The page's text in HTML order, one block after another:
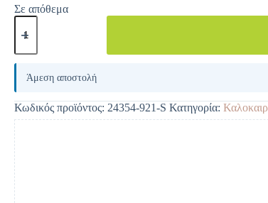
Σε απόθεμα
A
e
r
n
a
t
i
v
e
Άμεση αποστολή
Κωδικός προϊόντος: 24354-921-S Κατηγορία: